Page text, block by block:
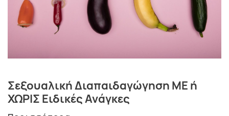
Σεξουαλική Διαπαιδαγώγηση ΜΕ ή
ΧΩΡΙΣ Ειδικές Ανάγκες